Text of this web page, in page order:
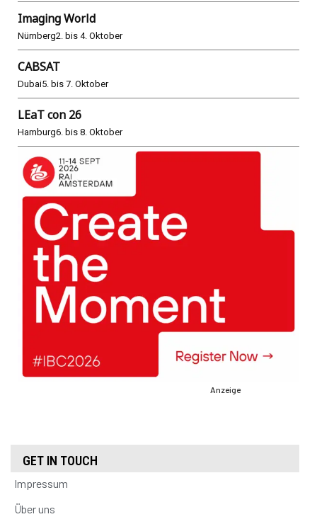
Imaging World
Nürnberg2. bis 4. Oktober
CABSAT
Dubai5. bis 7. Oktober
LEaT con 26
Hamburg6. bis 8. Oktober
Anzeige
GET IN TOUCH
Impressum
Über uns